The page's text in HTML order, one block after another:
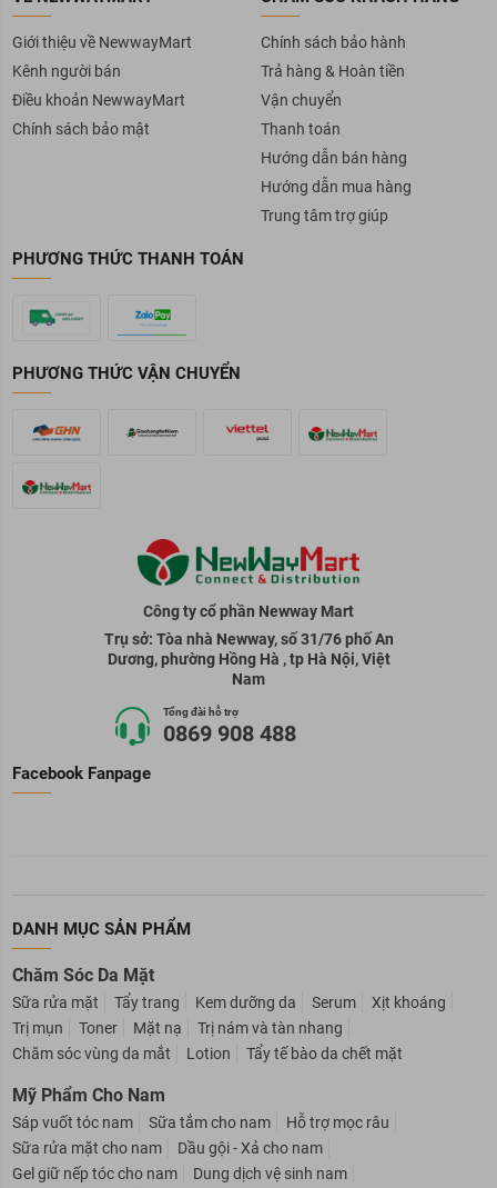
Giới thiệu về NewwayMart
Kênh người bán
Điều khoản NewwayMart
Chính sách bảo mật
Chính sách bảo hành
Trả hàng & Hoàn tiền
Vận chuyển
Thanh toán
Hướng dẫn bán hàng
Hướng dẫn mua hàng
Trung tâm trợ giúp
PHƯƠNG THỨC THANH TOÁN
PHƯƠNG THỨC VẬN CHUYỂN
Công ty cổ phần Newway Mart
Trụ sở: Tòa nhà Newway, số 31/76 phố An
Dương, phường Hồng Hà , tp Hà Nội, Việt
Nam
Tổng đài hỗ trợ
0869 908 488
Facebook Fanpage
DANH MỤC SẢN PHẨM
Chăm Sóc Da Mặt
Sữa rửa mặt Tẩy trang Kem dưỡng da Serum
Xịt khoáng
Trị mụn
Toner Mặt nạ
Trị nám và tàn nhang
Chăm sóc vùng da mắt
Lotion Tẩy tế bào da chết mặt
Mỹ Phẩm Cho Nam
Sáp vuốt tóc nam Sữa tắm cho nam
Hỗ trợ mọc râu
Sữa rửa mặt cho nam
Dầu gội - Xả cho nam
Gel giữ nếp tóc cho nam
Dung dịch vệ sinh nam